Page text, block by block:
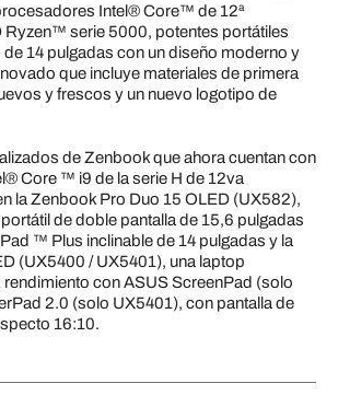
Intel® Core™ de 12ª
Ryzen™ serie 5000, potentes portátiles
14 pulgadas con un diseño moderno y
que incluye materiales de primera
y frescos y un nuevo logotipo de
de Zenbook que ahora cuentan con
Core ™ i9 de la serie H de 12va
la Zenbook Pro Duo 15 OLED (UX582),
de doble pantalla de 15,6 pulgadas
™ Plus inclinable de 14 pulgadas y la
(UX5400 / UX5401), una laptop
rendimiento con ASUS ScreenPad (solo
2.0 (solo UX5401), con pantalla de
16:10.